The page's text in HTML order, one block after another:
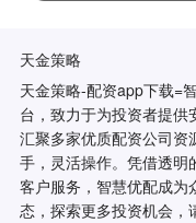
天金策略
天金策略-配资app下载=
台，致力于为投资者提
汇聚多家优质配资公司资
手，灵活操作。凭借透明
客户服务，智慧优配成为
态，探索更多投资机会，